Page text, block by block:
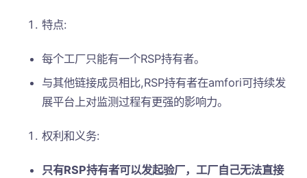
特点:
每个工厂只能有一个RSP持有者。
与其他链接成员相比,RSP持有者在amfori可持续发
展平台上对监测过程有更强的影响力。
权利和义务:
只有RSP持有者可以发起验厂，工厂自己无法直接